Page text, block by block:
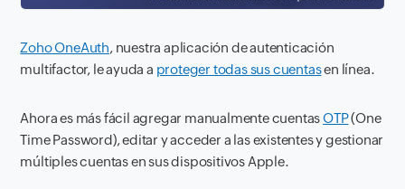
Zoho OneAuth, nuestra aplicación de autenticación
multifactor, le ayuda a proteger todas sus cuentasen línea.
Ahora es más fácil agregar manualmente cuentasOTP(One
Time Password), editar y acceder a las existentes y gestionar
múltiples cuentas en sus dispositivos Apple.